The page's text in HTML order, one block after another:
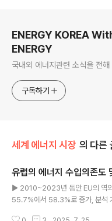
ENERGY KOREA
ENERGY
국내외 에너지관련 소식을 전
구독하기
세계 에너지 시장 의 다른
유럽의 에너지 수입의존도
▶ 2010~2023년 동안 EU의 역
55.7%에서 58.3%로 증가, 분석